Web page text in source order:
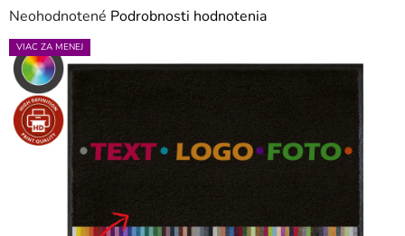
Priemerné
hodnotenie
produktu
je
0,0
hviezdičiek.
Neohodnotené Podrobnosti hodnotenia
VIAC ZA MENEJ